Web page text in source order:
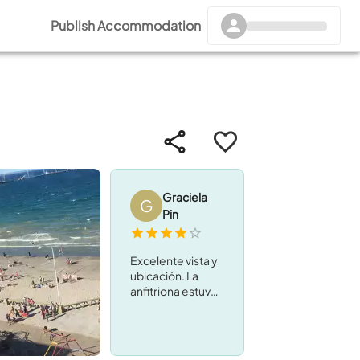
Publish Accommodation
G
Graciela
Pin
Excelente vista y
ubicación. La
anfitriona estuvo
necesidades de